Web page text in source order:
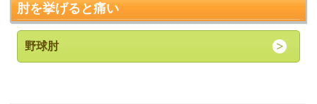
肘を挙げると痛い
野球肘